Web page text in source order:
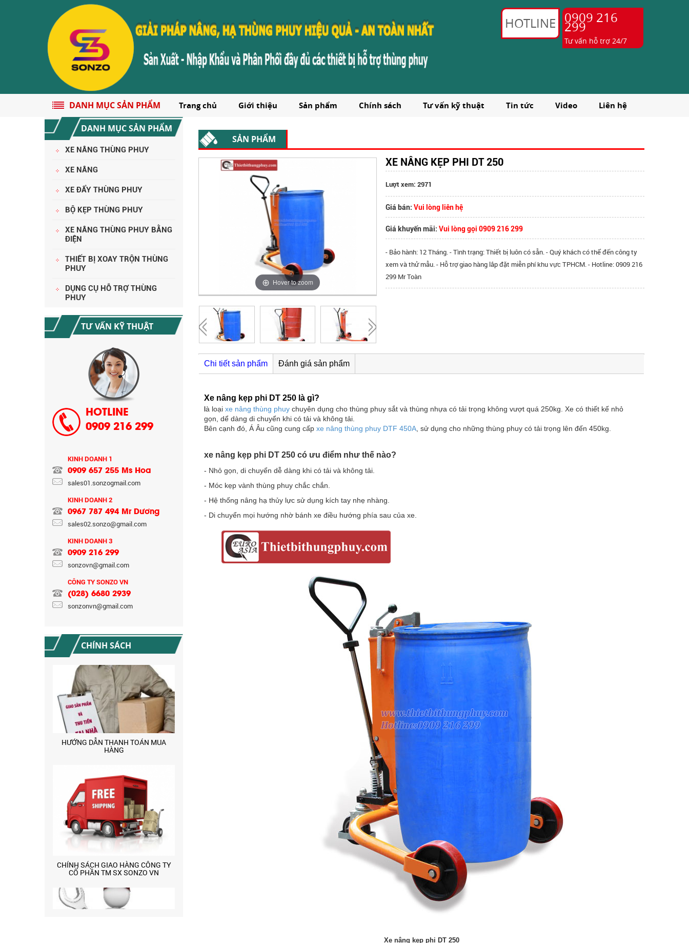
HOTLINE 0909 216
299
Tư vấn hỗ trợ 24/7
DANH MỤC SẢN PHẨM Trang chủ Giới thiệu Sản phẩm Chính sách Tư vấn kỹ thuật Tin tức Video Liên hệ
DANH MỤC SẢN PHẨM
XE NÂNG THÙNG PHUY
XE NÂNG
XE ĐẨY THÙNG PHUY
BỘ KẸP THÙNG PHUY
XE NÂNG THÙNG PHUY BẰNG
ĐIỆN
THIẾT BỊ XOAY TRỘN THÙNG
PHUY
DỤNG CỤ HỖ TRỢ THÙNG
PHUY
TƯ VẤN KỸ THUẬT
HOTLINE
0909 216 299
KINH DOANH 1
0909 657 255 Ms Hoa
sales01.sonzogmail.com
KINH DOANH 2
0967 787 494 Mr Dương
sales02.sonzo@gmail.com
KINH DOANH 3
0909 216 299
sonzovn@gmail.com
CÔNG TY SONZO VN
(028) 6680 2939
sonzonvn@gmail.com
CHÍNH SÁCH
CHÍNH SÁCH ĐỔI TRẢ HÀNG
HƯỚNG DẪN THANH TOÁN MUA
CHÍNH SÁCH GIAO HÀNG CÔNG TY
CỔ PHẦN TM SX SONZO VN
CHÍNH SÁCH BẢO HÀNH
HƯỚNG DẪN THANH TOÁN MUA
HÀNG
CHÍNH SÁCH GIAO HÀNG CÔNG TY
CỔ PHẦN TM SX SONZO VN
SẢN PHẨM
Hover to zoom
XE NÂNG KẸP PHI DT 250
Lượt xem: 2971
Giá bán:Vui lòng liên hệ
Giá khuyến mãi:Vui lòng gọi 0909 216 299
- Bảo hành: 12 Tháng. - Tình trạng: Thiết bị luôn có sẵn. - Quý khách có thể đến công ty
xem và thử mẫu. - Hỗ trợ giao hàng lắp đặt miễn phí khu vực TPHCM. - Hotline: 0909 216
299 Mr Toàn
Chi tiết sản phẩm Đánh giá sản phẩm
Xe nâng kẹp phi DT 250 là gì?
là loại xe nâng thùng phuy chuyên dụng cho thùng phuy sắt và thùng nhựa có tải trọng không vượt quá 250kg. Xe có thiết kế nhỏ
gọn, dể dàng di chuyển khi có tải và không tải.
Bên cạnh đó, Á Âu cũng cung cấp xe nâng thùng phuy DTF 450A, sử dụng cho những thùng phuy có tải trọng lên đến 450kg.
xe nâng kẹp phi DT 250 có ưu điểm như thế nào?
- Nhỏ gọn, di chuyển dễ dàng khi có tải và không tải.
- Móc kẹp vành thùng phuy chắc chắn.
- Hệ thống nâng hạ thủy lực sử dụng kích tay nhẹ nhàng.
- Di chuyển mọi hướng nhờ bánh xe điều hướng phía sau của xe.
Xe nâng kẹp phi DT 250